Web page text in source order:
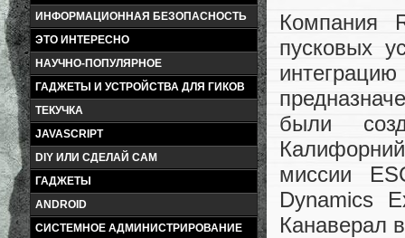
ИНФОРМАЦИОННАЯ БЕЗОПАСНОСТЬ
ЭТО ИНТЕРЕСНО
НАУЧНО-ПОПУЛЯРНОЕ
ГАДЖЕТЫ И УСТРОЙСТВА ДЛЯ ГИКОВ
ТЕКУЧКА
JAVASCRIPT
DIY ИЛИ СДЕЛАЙ САМ
ГАДЖЕТЫ
ANDROID
СИСТЕМНОЕ АДМИНИСТРИРОВАНИЕ
Компания
пусковых
были
миссии
Dynamics
Канаверал